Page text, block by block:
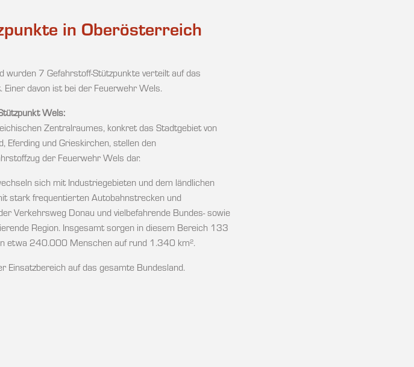
in Oberösterreich
wurden 7 Gefahrstoff-Stützpunkte verteilt auf das
davon ist bei der Feuerwehr Wels.
Wels:
Zentralraumes, konkret das Stadtgebiet von
Eferding und Grieskirchen, stellen den
der Feuerwehr Wels dar.
sich mit Industriegebieten und dem ländlichen
stark frequentierten Autobahnstrecken und
Verkehrsweg Donau und vielbefahrende Bundes- sowie
Region. Insgesamt sorgen in diesem Bereich 133
etwa 240.000 Menschen auf rund 1.340 km².
Einsatzbereich auf das gesamte Bundesland.